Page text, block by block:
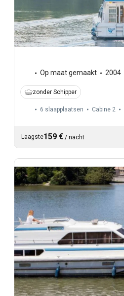
Op maat gemaakt 2004
zonder Schipper
6 slaapplaatsen Cabine 2
Laagste159 € / nacht